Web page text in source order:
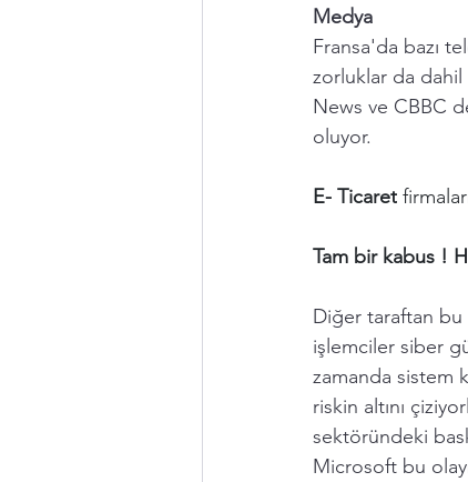
Medya
Fransa'da bazı
zorluklar da dahil
News ve CBBC
oluyor.
E- Ticaret
Tam bir kabus !
Diğer taraftan
işlemciler siber
zamanda sistem
riskin altını
sektöründeki
Microsoft bu